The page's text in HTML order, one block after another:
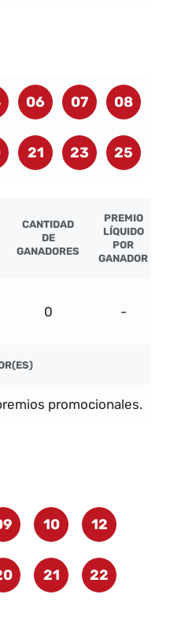
06 07 08
21 23 25
CANTIDAD
DE
GANADORES
PREMIO
LÍQUIDO
POR
GANADOR
0 -
promocionales.
10 12
21 22